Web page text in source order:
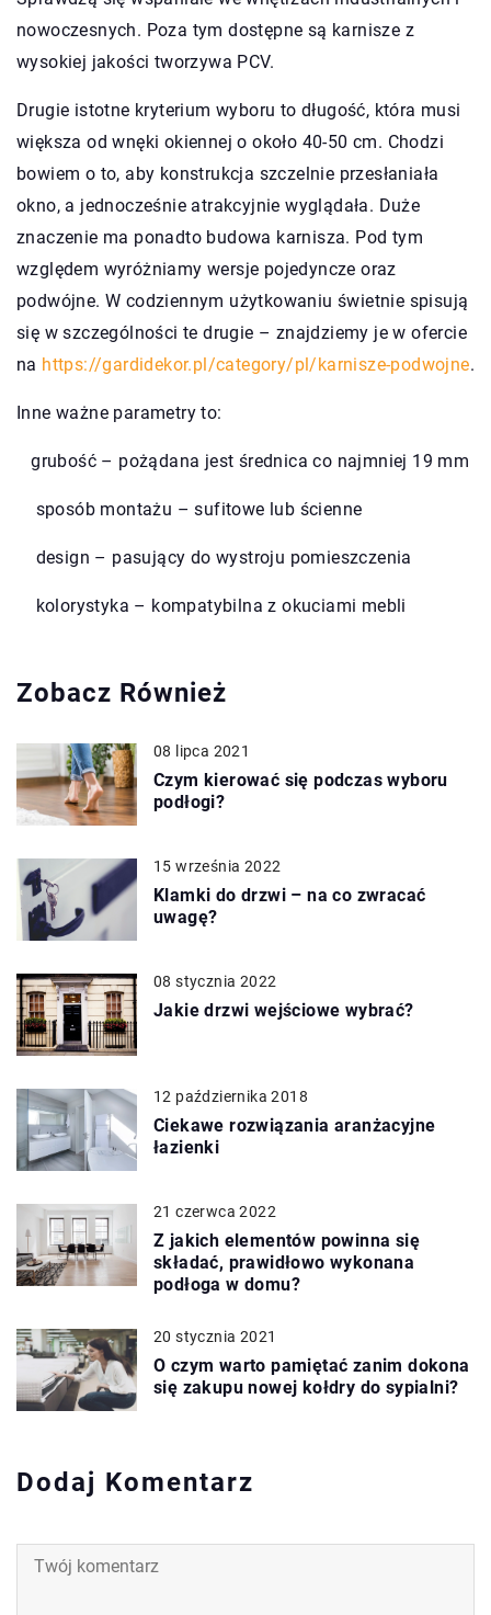
nowoczesnych. Poza tym dostępne są karnisze z
wysokiej jakości tworzywa PCV.
Drugie istotne kryterium wyboru to długość, która musi
większa od wnęki okiennej o około 40-50 cm. Chodzi
bowiem o to, aby konstrukcja szczelnie przesłaniała
okno, a jednocześnie atrakcyjnie wyglądała. Duże
znaczenie ma ponadto budowa karnisza. Pod tym
względem wyróżniamy wersje pojedyncze oraz
podwójne. W codziennym użytkowaniu świetnie spisują
się w szczególności te drugie – znajdziemy je w ofercie
na https://gardidekor.pl/category/pl/karnisze-podwojne.
Inne ważne parametry to:
grubość – pożądana jest średnica co najmniej 19 mm
sposób montażu – sufitowe lub ścienne
design – pasujący do wystroju pomieszczenia
kolorystyka – kompatybilna z okuciami mebli
Zobacz Również
08 lipca 2021
Czym kierować się podczas wyboru
podłogi?
15 września 2022
Klamki do drzwi – na co zwracać
uwagę?
08 stycznia 2022
Jakie drzwi wejściowe wybrać?
12 października 2018
Ciekawe rozwiązania aranżacyjne
łazienki
21 czerwca 2022
Z jakich elementów powinna się
składać, prawidłowo wykonana
podłoga w domu?
20 stycznia 2021
O czym warto pamiętać zanim dokona
się zakupu nowej kołdry do sypialni?
Dodaj Komentarz